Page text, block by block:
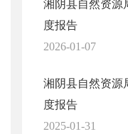
湘阴县自然资源
度报告
2026-01-07
湘阴县自然资源
度报告
2025-01-31